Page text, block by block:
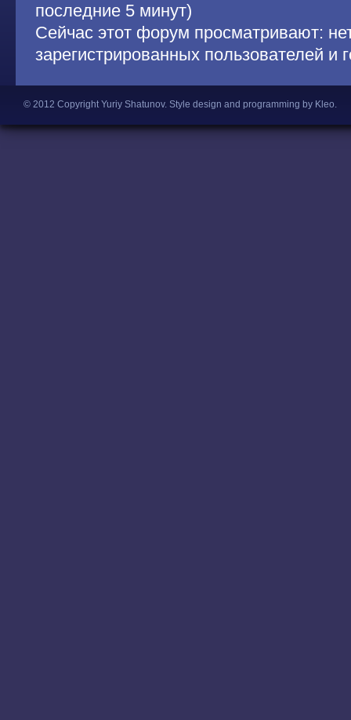
последние 5 минут)
Сейчас этот форум просматривают:
зарегистрированных пользователей и
© 2012 Copyright Yuriy Shatunov. Style design and programming by Kleo.